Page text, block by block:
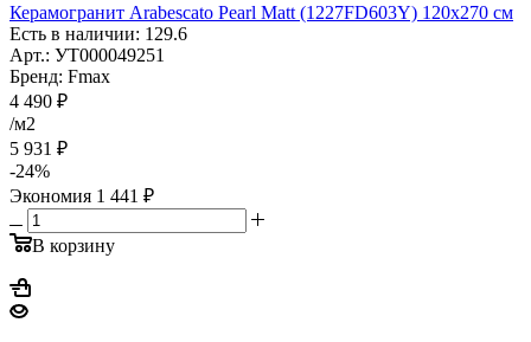
Керамогранит Arabescato Pearl Matt (1227FD603Y) 120x270 см
Есть в наличии: 129.6
Арт.: УТ000049251
Бренд: Fmax
4 490 ₽
/м2
5 931 ₽
-24%
Экономия 1 441 ₽
В корзину